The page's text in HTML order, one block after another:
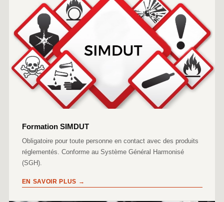
Formation SIMDUT
Obligatoire pour toute personne en contact avec des produits
réglementés. Conforme au Système Général Harmonisé
(SGH).
EN SAVOIR PLUS →